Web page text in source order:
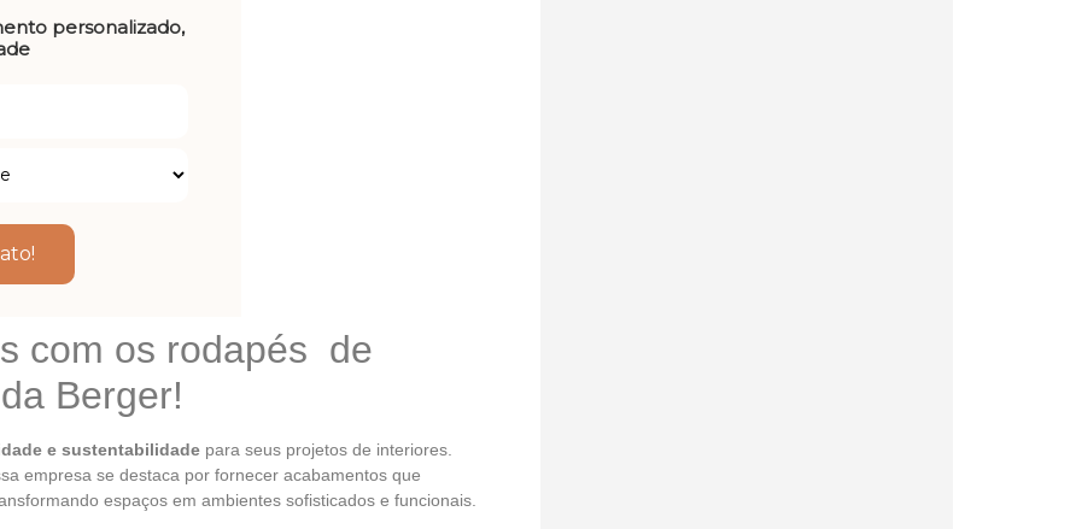
personalizado,
com os rodapés de
Berger!
e sustentabilidade para seus projetos de interiores.
empresa se destaca por fornecer acabamentos que
espaços em ambientes sofisticados e funcionais.